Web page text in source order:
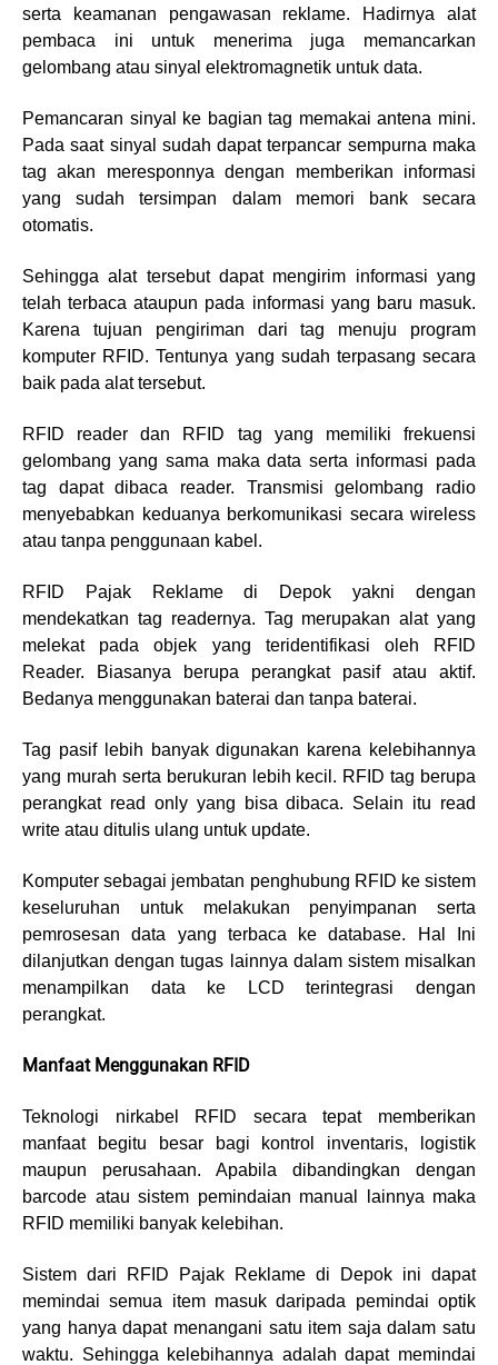
serta keamanan pengawasan reklame. Hadirnya alat
pembaca ini untuk menerima juga memancarkan
gelombang atau sinyal elektromagnetik untuk data.
Pemancaran sinyal ke bagian tag memakai antena mini.
Pada saat sinyal sudah dapat terpancar sempurna maka
tag akan meresponnya dengan memberikan informasi
yang sudah tersimpan dalam memori bank secara
otomatis.
Sehingga alat tersebut dapat mengirim informasi yang
telah terbaca ataupun pada informasi yang baru masuk.
Karena tujuan pengiriman dari tag menuju program
komputer RFID. Tentunya yang sudah terpasang secara
baik pada alat tersebut.
RFID reader dan RFID tag yang memiliki frekuensi
gelombang yang sama maka data serta informasi pada
tag dapat dibaca reader. Transmisi gelombang radio
menyebabkan keduanya berkomunikasi secara wireless
atau tanpa penggunaan kabel.
RFID Pajak Reklame di Depok yakni dengan
mendekatkan tag readernya. Tag merupakan alat yang
melekat pada objek yang teridentifikasi oleh RFID
Reader. Biasanya berupa perangkat pasif atau aktif.
Bedanya menggunakan baterai dan tanpa baterai.
Tag pasif lebih banyak digunakan karena kelebihannya
yang murah serta berukuran lebih kecil. RFID tag berupa
perangkat read only yang bisa dibaca. Selain itu read
write atau ditulis ulang untuk update.
Komputer sebagai jembatan penghubung RFID ke sistem
keseluruhan untuk melakukan penyimpanan serta
pemrosesan data yang terbaca ke database. Hal Ini
dilanjutkan dengan tugas lainnya dalam sistem misalkan
menampilkan data ke LCD terintegrasi dengan
perangkat.
Manfaat Menggunakan RFID
Teknologi nirkabel RFID secara tepat memberikan
manfaat begitu besar bagi kontrol inventaris, logistik
maupun perusahaan. Apabila dibandingkan dengan
barcode atau sistem pemindaian manual lainnya maka
RFID memiliki banyak kelebihan.
Sistem dari RFID Pajak Reklame di Depok ini dapat
memindai semua item masuk daripada pemindai optik
yang hanya dapat menangani satu item saja dalam satu
waktu. Sehingga kelebihannya adalah dapat memindai